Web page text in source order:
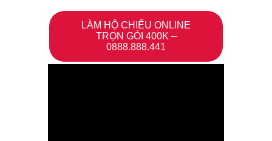
LÀM HỘ CHIẾU ONLINE
TRỌN GÓI 400K –
0888.888.441